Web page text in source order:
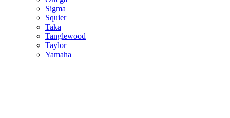
Sigma
Squier
Taka
Tanglewood
Taylor
Yamaha